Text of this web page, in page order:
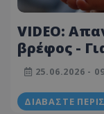
VIDEO:
βρέφος -
χρόνια
25.06.2026 -
ΔΙΑΒΆΣΤΕ